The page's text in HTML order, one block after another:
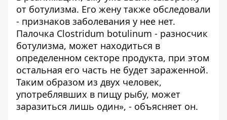
от ботулизма. Его жену также обследовали
- признаков заболевания у нее нет.
Палочка Сlostridum botulinum - разносчик
ботулизма, может находиться в
определенном секторе продукта, при этом
остальная его часть не будет зараженной.
Таким образом из двух человек,
употреблявших в пищу рыбу, может
заразиться лишь один», - объясняет он.